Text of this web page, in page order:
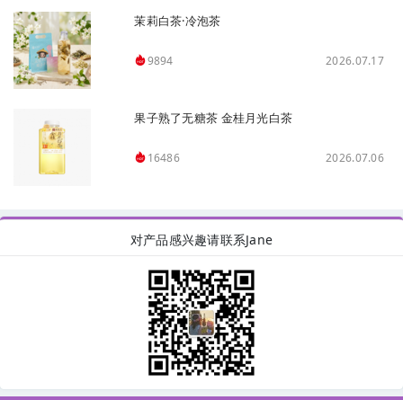
茉莉白茶·冷泡茶
9894 2026.07.17
果子熟了无糖茶 金桂月光白茶
16486 2026.07.06
对产品感兴趣请联系Jane